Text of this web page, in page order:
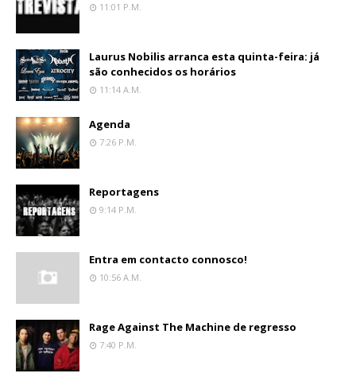
11:01 P.m.
Laurus Nobilis arranca esta quinta-feira: já
são conhecidos os horários
11:14 A.m.
Agenda
7:26 P.m.
Reportagens
9:14 P.m.
Entra em contacto connosco!
10:56 A.m.
Rage Against The Machine de regresso
7:40 P.m.